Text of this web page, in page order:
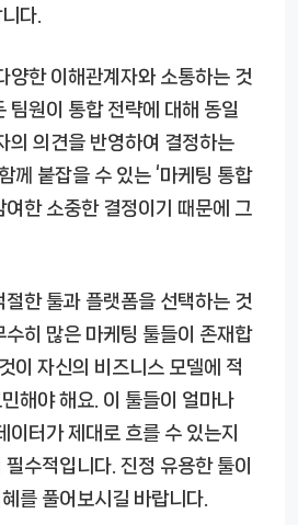
다.
양한 이해관계자와 소통하는 것
팀원이 통합 전략에 대해 동일
의 의견을 반영하여 결정하는
께 붙잡을 수 있는 ‘마케팅 통합
여한 소중한 결정이기 때문에 그
절한 툴과 플랫폼을 선택하는 것
수히 많은 마케팅 툴들이 존재합
이 자신의 비즈니스 모델에 적
해야 해요. 이 툴들이 얼마나
이터가 제대로 흐를 수 있는지
수적입니다. 진정 유용한 툴이
를 풀어보시길 바랍니다.